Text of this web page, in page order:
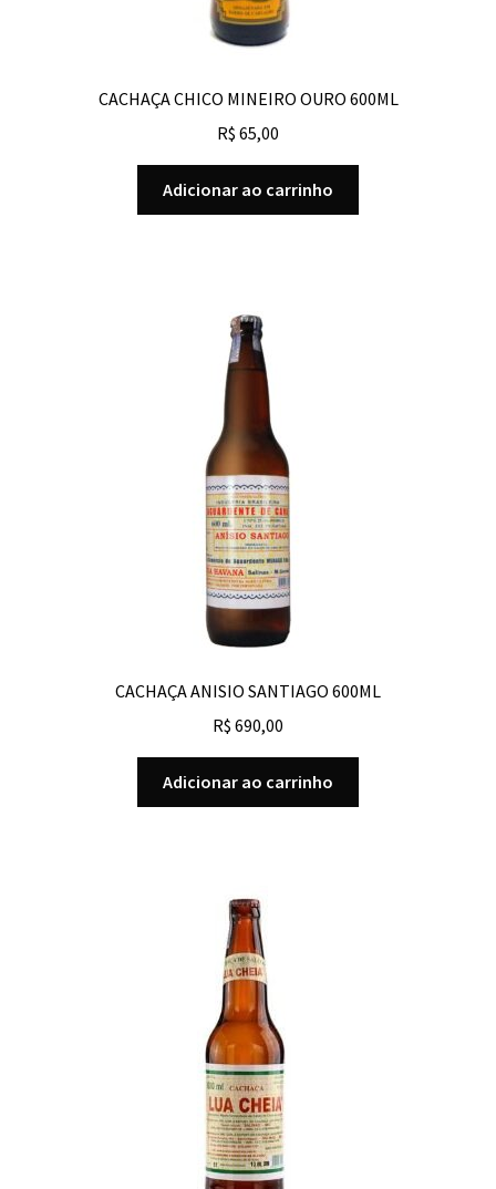
CACHAÇA CHICO MINEIRO OURO 600ML
R$ 65,00
Adicionar ao carrinho
CACHAÇA ANISIO SANTIAGO 600ML
R$ 690,00
Adicionar ao carrinho